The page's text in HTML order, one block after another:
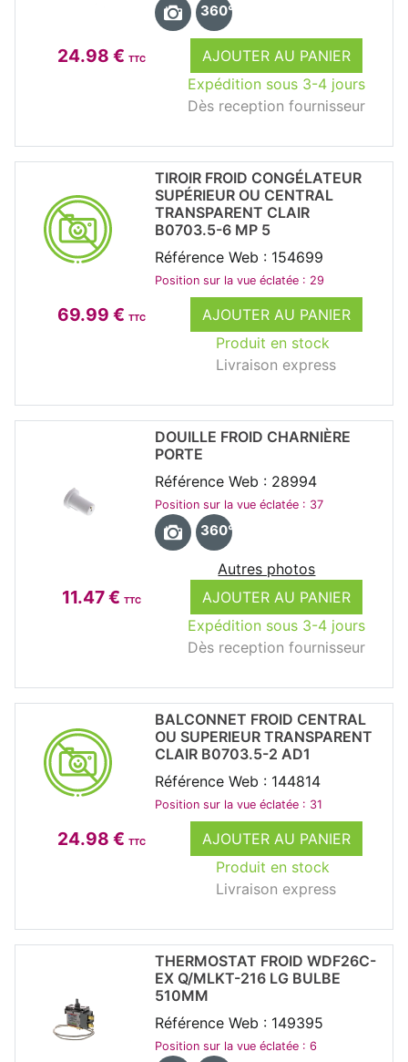
24.98 € TTC
AJOUTER AU PANIER
Expédition sous 3-4 jours
Dès reception fournisseur
360°
69.99 € TTC
AJOUTER AU PANIER
Produit en stock
Livraison express
TIROIR FROID CONGÉLATEUR
SUPÉRIEUR OU CENTRAL
TRANSPARENT CLAIR
B0703.5-6 MP 5
Référence Web : 154699
Position sur la vue éclatée : 29
11.47 € TTC
AJOUTER AU PANIER
Expédition sous 3-4 jours
Dès reception fournisseur
DOUILLE FROID CHARNIÈRE
PORTE
Référence Web : 28994
Position sur la vue éclatée : 37
360°
Autres photos
24.98 € TTC
AJOUTER AU PANIER
Produit en stock
Livraison express
BALCONNET FROID CENTRAL
OU SUPERIEUR TRANSPARENT
CLAIR B0703.5-2 AD1
Référence Web : 144814
Position sur la vue éclatée : 31
THERMOSTAT FROID WDF26C-
EX Q/MLKT-216 LG BULBE
510MM
Référence Web : 149395
Position sur la vue éclatée : 6